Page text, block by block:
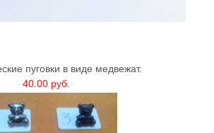
пуговки в виде медвежат.
40.00 руб.